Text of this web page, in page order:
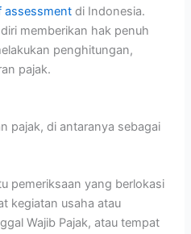
assessment di Indonesia.
memberikan hak penuh
penghitungan,
pajak.
pajak, di antaranya sebagai
pemeriksaan yang berlokasi
kegiatan usaha atau
Wajib Pajak, atau tempat